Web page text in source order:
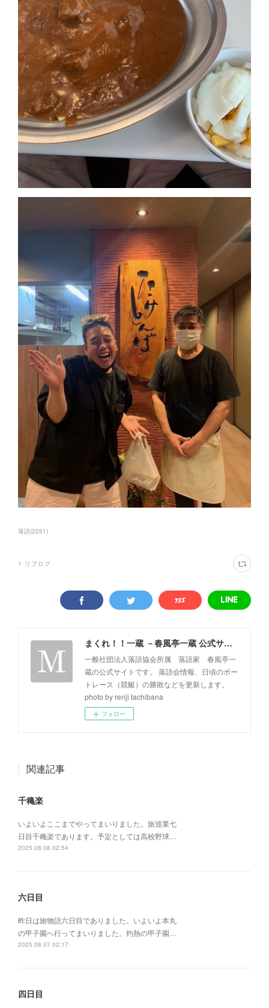
落語(2251)
1 リブログ
まくれ！！一蔵 －春風亭一蔵 公式サイト－
一般社団法人落語協会所属 落語家 春風亭一
蔵の公式サイトです。 落語会情報、日頃のボー
トレース（競艇）の勝敗などを更新します。
photo by renji tachibana
フォロー
関連記事
千穐楽
いよいよここまでやってまいりました。旅巡業七
日目千穐楽であります。予定としては高校野球…
2025.08.08 02:54
六日目
昨日は旅物語六日目でありました。いよいよ本丸
の甲子園へ行ってまいりました。灼熱の甲子園…
2025.08.07 02:17
四日目